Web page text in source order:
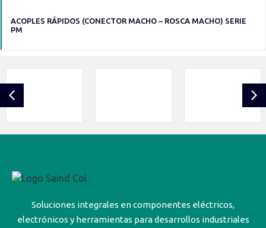
ACOPLES RÁPIDOS (CONECTOR MACHO – ROSCA MACHO) SERIE
PM
Soluciones integrales en componentes eléctricos,
electrónicos y herramientas para desarrollos industriales